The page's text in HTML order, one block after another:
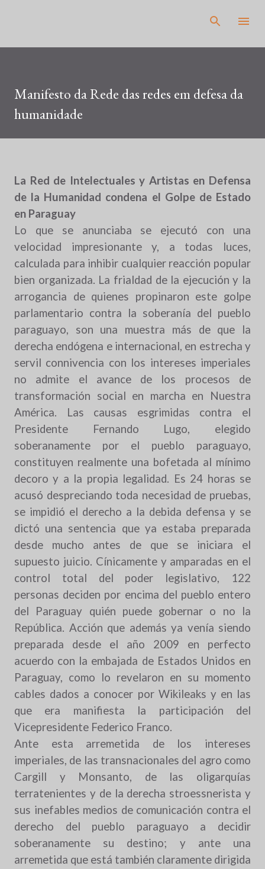
Manifesto da Rede das redes em defesa da
humanidade
La Red de Intelectuales y Artistas en Defensa
de la Humanidad condena el Golpe de Estado
en Paraguay
Lo que se anunciaba se ejecutó con una
velocidad impresionante y, a todas luces,
calculada para inhibir cualquier reacción popular
bien organizada. La frialdad de la ejecución y la
arrogancia de quienes propinaron este golpe
parlamentario contra la soberanía del pueblo
paraguayo, son una muestra más de que la
derecha endógena e internacional, en estrecha y
servil connivencia con los intereses imperiales
no admite el avance de los procesos de
transformación social en marcha en Nuestra
América. Las causas esgrimidas contra el
Presidente Fernando Lugo, elegido
soberanamente por el pueblo paraguayo,
constituyen realmente una bofetada al mínimo
decoro y a la propia legalidad. Es 24 horas se
acusó despreciando toda necesidad de pruebas,
se impidió el derecho a la debida defensa y se
dictó una sentencia que ya estaba preparada
desde mucho antes de que se iniciara el
supuesto juicio. Cínicamente y amparadas en el
control total del poder legislativo, 122
personas deciden por encima del pueblo entero
del Paraguay quién puede gobernar o no la
República. Acción que además ya venía siendo
preparada desde el año 2009 en perfecto
acuerdo con la embajada de Estados Unidos en
Paraguay, como lo revelaron en su momento
cables dados a conocer por Wikileaks y en las
que era manifiesta la participación del
Vicepresidente Federico Franco.
Ante esta arremetida de los intereses
imperiales, de las transnacionales del agro como
Cargill y Monsanto, de las oligarquías
terratenientes y de la derecha stroessnerista y
sus inefables medios de comunicación contra el
derecho del pueblo paraguayo a decidir
soberanamente su destino; y ante una
arremetida que está también claramente dirigida